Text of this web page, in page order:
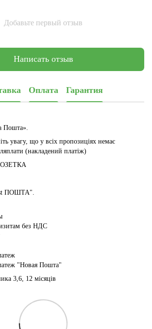
Добавьте первый отзыв
Написать отзыв
Оплата Гарантия
Пошта».
увагу, що у всіх пропозиціях немає
(накладений платіж)
ПОШТА".
без НДС
"Новая Пошта"
3,6, 12 місяців